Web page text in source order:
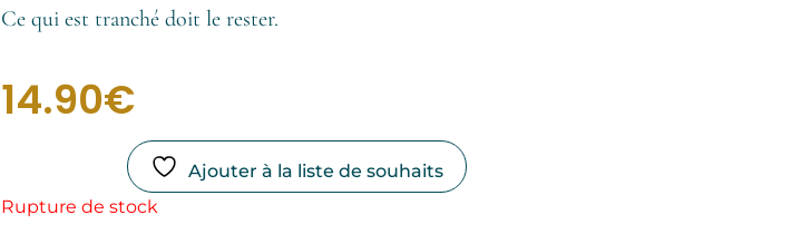
Ce qui est tranché doit le rester.
14.90€
Ajouter à la liste de souhaits
Rupture de stock